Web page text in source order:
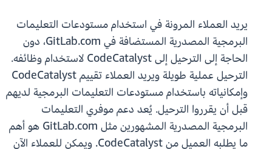
يريد العملاء المرونة في استخدام مستودعات التعليمات
البرمجية المصدرية المستضافة في GitLab.com، دون
الحاجة إلى الترحيل إلى CodeCatalyst لاستخدام وظائفه.
الترحيل عملية طويلة ويريد العملاء تقييم CodeCatalyst
وإمكانياته باستخدام مستودعات التعليمات البرمجية لديهم
قبل أن يقرروا الترحيل. يُعد دعم موفري التعليمات
البرمجية المصدرية المشهورين مثل GitLab.com هو أهم
ما يطلبه العميل من CodeCatalyst. ويمكن للعملاء الآن